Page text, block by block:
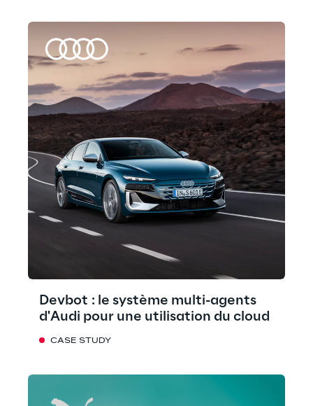
Devbot : le système multi-agents
d'Audi pour une utilisation du cloud
CASE STUDY